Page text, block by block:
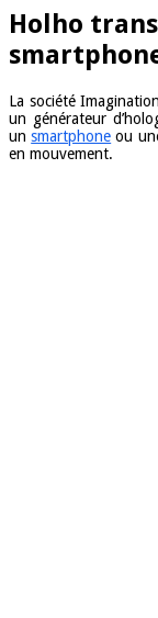
Holho
La société
un générateur
unsmartphone ou
en mouvement.